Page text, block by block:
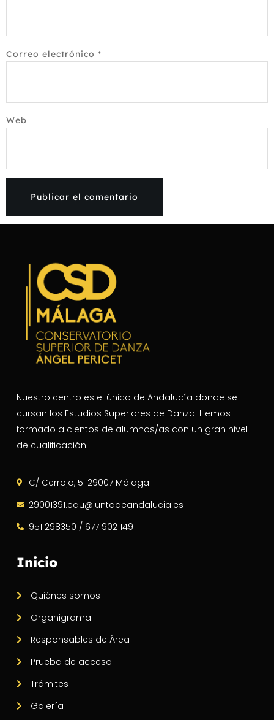
Correo electrónico *
Web
Nuestro centro es el único de Andalucía donde se
cursan los Estudios Superiores de Danza. Hemos
formado a cientos de alumnos/as con un gran nivel
de cualificación.
C/ Cerrojo, 5. 29007 Málaga
29001391.edu@juntadeandalucia.es
951 298350 / 677 902 149
Inicio
Quiénes somos
Organigrama
Responsables de Área
Prueba de acceso
Trámites
Galería